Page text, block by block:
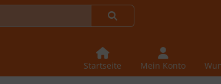
Startseite Mein Konto